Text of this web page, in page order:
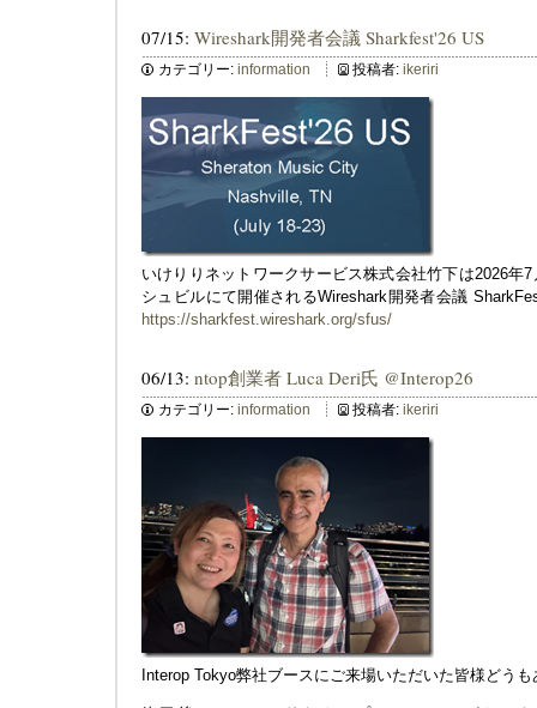
07/15: Wireshark開発者会議 Sharkfest'26 US
カテゴリー: information 投稿者: ikeriri
いけりりネットワークサービス株式会社竹下は2026年7
シュビルにて開催されるWireshark開発者会議
https://sharkfest.wireshark.org/sfus/
06/13: ntop創業者 Luca Deri氏 @Interop26
カテゴリー: information 投稿者: ikeriri
Interop Tokyo弊社ブースにご来場いただいた皆様どう